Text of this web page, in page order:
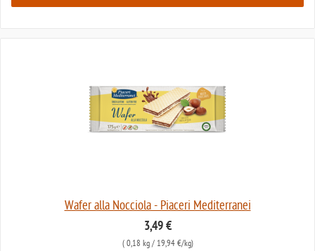
Wafer alla Nocciola - Piaceri Mediterranei
3,49 €
( 0,18 kg/ 19,94 €/kg)